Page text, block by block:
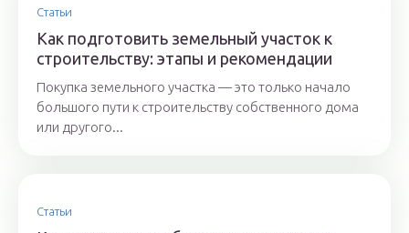
Статьи
Как подготовить земельный участок к
строительству: этапы и рекомендации
Покупка земельного участка — это только начало
большого пути к строительству собственного дома
или другого...
Статьи